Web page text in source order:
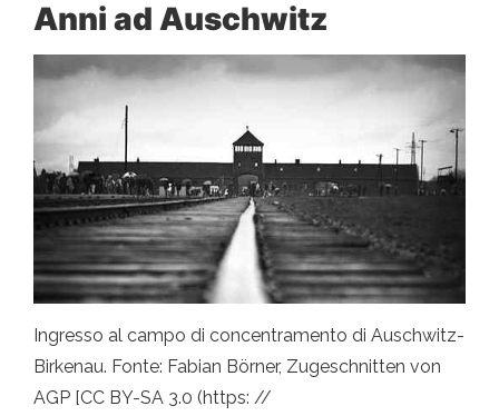
Anni ad Auschwitz
Ingresso al campo di concentramento di Auschwitz-
Birkenau. Fonte: Fabian Börner, Zugeschnitten von
AGP [CC BY-SA 3.0 (https: //